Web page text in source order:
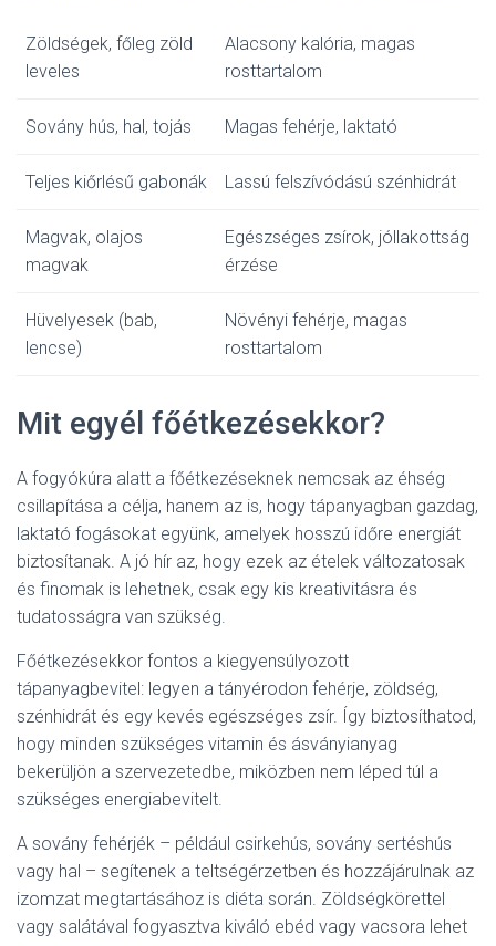
Zöldségek, főleg zöld
leveles
Alacsony kalória, magas
rosttartalom
Sovány hús, hal, tojás Magas fehérje, laktató
Teljes kiőrlésű gabonák Lassú felszívódású szénhidrát
Magvak, olajos
magvak
Egészséges zsírok, jóllakottság
érzése
Hüvelyesek (bab,
lencse)
Növényi fehérje, magas
rosttartalom
Mit egyél főétkezésekkor?
A fogyókúra alatt a főétkezéseknek nemcsak az éhség
csillapítása a célja, hanem az is, hogy tápanyagban gazdag,
laktató fogásokat együnk, amelyek hosszú időre energiát
biztosítanak. A jó hír az, hogy ezek az ételek változatosak
és finomak is lehetnek, csak egy kis kreativitásra és
tudatosságra van szükség.
Főétkezésekkor fontos a kiegyensúlyozott
tápanyagbevitel: legyen a tányérodon fehérje, zöldség,
szénhidrát és egy kevés egészséges zsír. Így biztosíthatod,
hogy minden szükséges vitamin és ásványianyag
bekerüljön a szervezetedbe, miközben nem léped túl a
szükséges energiabevitelt.
A sovány fehérjék – például csirkehús, sovány sertéshús
vagy hal – segítenek a teltségérzetben és hozzájárulnak az
izomzat megtartásához is diéta során. Zöldségkörettel
vagy salátával fogyasztva kiváló ebéd vagy vacsora lehet